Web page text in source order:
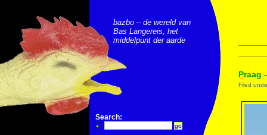
bazbo – de wereld van
Bas Langereis, het
middelpunt der aarde
Search:
Praag
Filed